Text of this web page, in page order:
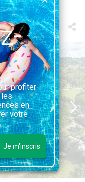
profiter
les
en
votre
Je m'inscris